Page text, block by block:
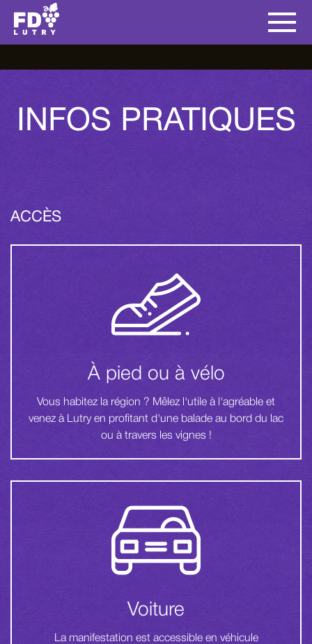
INFOS PRATIQUES
ACCÈS
À pied ou à vélo
Vous habitez la région ? Mêlez l'utile à l'agréable et
venez à Lutry en profitant d'une balade au bord du lac
ou à travers les vignes !
Voiture
La manifestation est accessible en véhicule